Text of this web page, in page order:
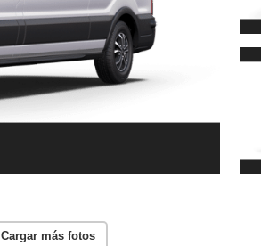
Cargar más fotos